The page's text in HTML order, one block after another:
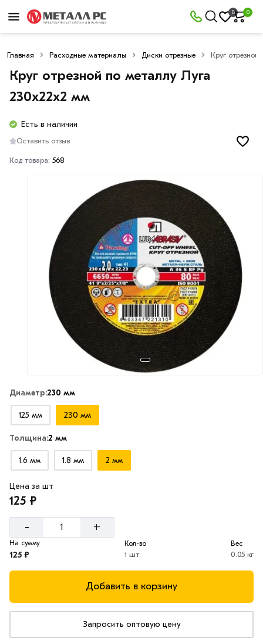
0 0
Главная Расходные материалы Диски отрезные Круг
Круг отрезной по металлу Луга
230х22х2 мм
Есть в наличии
Оставить отзыв
Код товара: 568
Диаметр:230 мм
125 мм 230 мм
Толщина:2 мм
1.6 мм 1.8 мм 2 мм
Цена за шт
125 ₽
- +
На сумму
125 ₽
Кол-во
1 шт
Вес
0.05 кг
Добавить в корзину
Запросить оптовую цену